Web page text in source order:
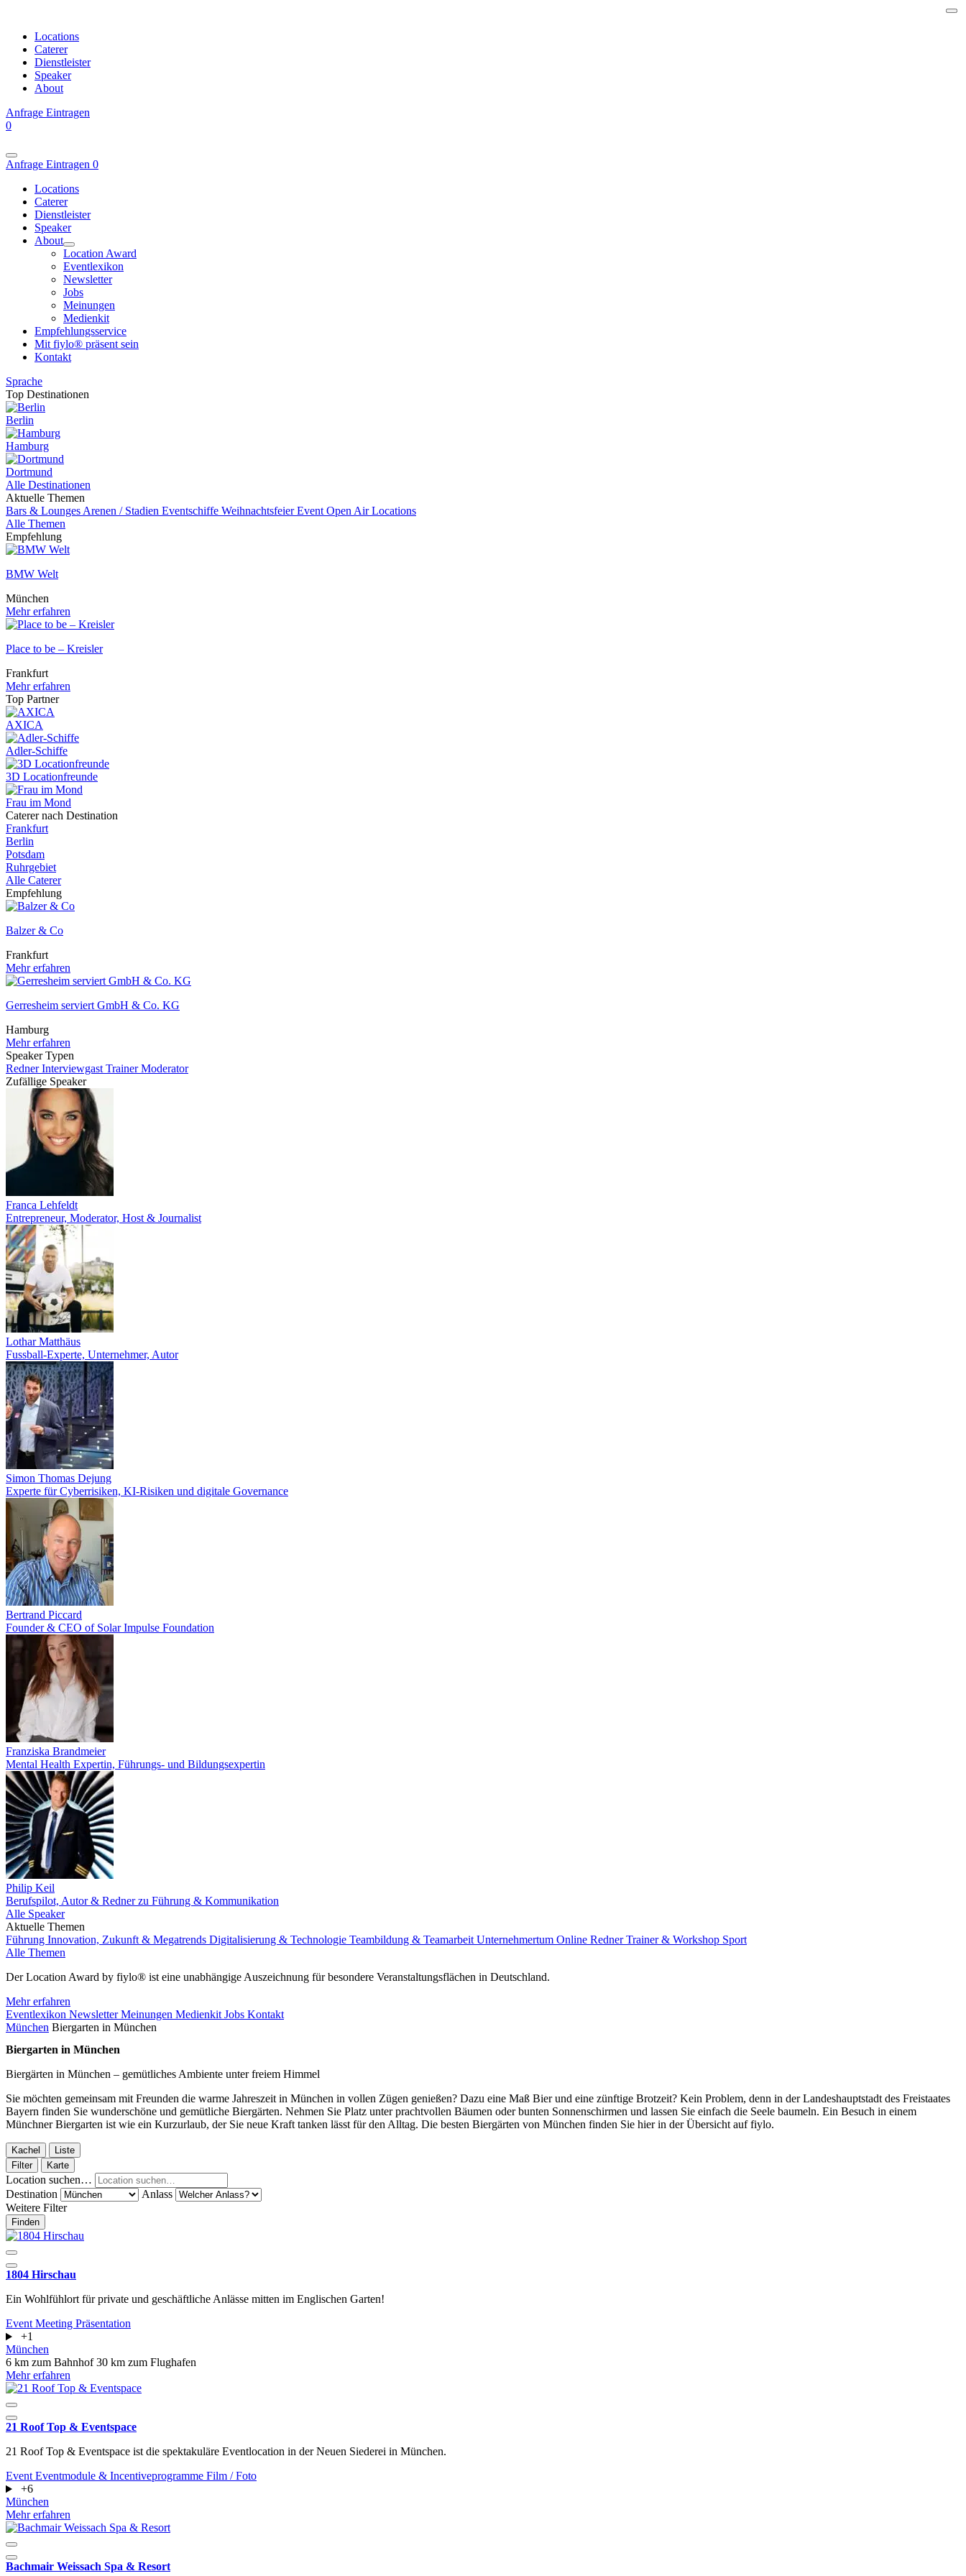
Locations
Caterer
Dienstleister
Speaker
About
Anfrage Eintragen
0
Anfrage Eintragen 0
Locations
Caterer
Dienstleister
Speaker
About
Location Award
Eventlexikon
Newsletter
Jobs
Meinungen
Medienkit
Empfehlungsservice
Mit fiylo® präsent sein
Kontakt
Sprache
Top Destinationen
Berlin
Hamburg
Dortmund
Alle Destinationen
Aktuelle Themen
Bars & Lounges Arenen / Stadien Eventschiffe WeihnachtsfeierEvent Open Air Locations
Alle Themen
Empfehlung
BMW Welt
München
Mehr erfahren
Place to be – Kreisler
Frankfurt
Mehr erfahren
Top Partner
AXICA
Adler-Schiffe
3D Locationfreunde
Frau im Mond
Caterer nach Destination
Frankfurt
Berlin
Potsdam
Ruhrgebiet
Alle Caterer
Empfehlung
Balzer & Co
Frankfurt
Mehr erfahren
Gerresheim serviert GmbH & Co. KG
Hamburg
Mehr erfahren
Speaker Typen
RednerInterviewgast TrainerModerator
Zufällige Speaker
Franca Lehfeldt
Entrepreneur, Moderator, Host & Journalist
Lothar Matthäus
Fussball-Experte, Unternehmer, Autor
Simon Thomas Dejung
Experte für Cyberrisiken, KI-Risiken und digitale Governance
Bertrand Piccard
Founder & CEO of Solar Impulse Foundation
Franziska Brandmeier
Mental Health Expertin, Führungs- und Bildungsexpertin
Philip Keil
Berufspilot, Autor & Redner zu Führung & Kommunikation
Alle Speaker
Aktuelle Themen
Führung Innovation, Zukunft & Megatrends Digitalisierung & Technologie Teambildung & Teamarbeit Unternehmertum Online RednerTrainer & Workshop Sport
Alle Themen
Der Location Award by fiylo® ist eine unabhängige Auszeichnung für besondere Veranstaltungsflächen in Deutschland.
Mehr erfahren
Eventlexikon NewsletterMeinungen Medienkit Jobs Kontakt
München Biergarten in München
Biergarten in München
Biergärten in München – gemütliches Ambiente unter freiem Himmel
Sie möchten gemeinsam mit Freunden die warme Jahreszeit in München in vollen Zügen genießen? Dazu eine Maß Bier und eine zünftige Brotzeit? Kein Problem, denn in der Landeshauptstadt des Freistaates
Bayern finden Sie wunderschöne und gemütliche Biergärten. Nehmen Sie Platz unter prachtvollen Bäumen oder bunten Sonnenschirmen und lassen Sie einfach die Seele baumeln. Ein Besuch in einem
Münchner Biergarten ist wie ein Kurzurlaub, der Sie neue Kraft tanken lässt für den Alltag. Die besten Biergärten von München finden Sie hier in der Übersicht auf fiylo.
Kachel
Liste
Filter
Karte
Location suchen…
Destination
Anlass
Weitere Filter
Finden
1804 Hirschau
Ein Wohlfühlort für private und geschäftliche Anlässe mitten im Englischen Garten!
Event Meeting Präsentation
+1
München
6 km zum Bahnhof30 km zum Flughafen
Mehr erfahren
21 Roof Top & Eventspace
21 Roof Top & Eventspace ist die spektakuläre Eventlocation in der Neuen Siederei in München.
Event Eventmodule & Incentiveprogramme Film / Foto
+6
München
Mehr erfahren
Bachmair Weissach Spa & Resort